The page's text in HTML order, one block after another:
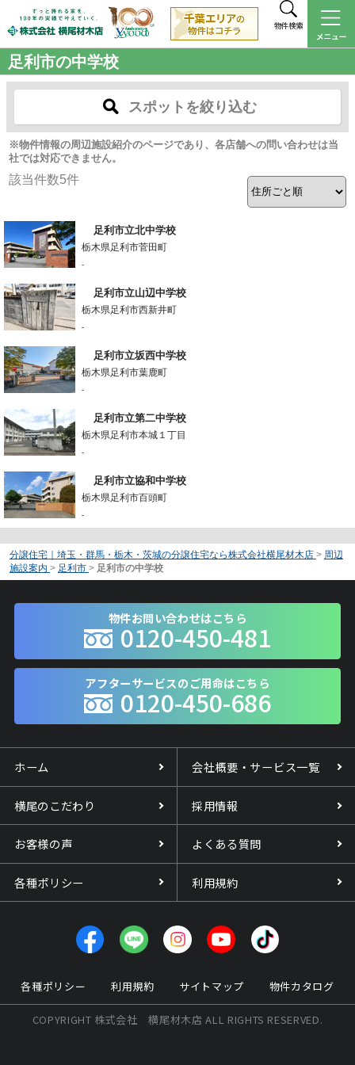
物件検索
足利市の中学校
スポットを絞り込む
※物件情報の周辺施設紹介のページであり、各店舗への問い合わせは当
社では対応できません。
該当件数5件
足利市立北中学校
栃木県足利市菅田町
-
足利市立山辺中学校
栃木県足利市西新井町
-
足利市立坂西中学校
栃木県足利市葉鹿町
-
足利市立第二中学校
栃木県足利市本城１丁目
-
足利市立協和中学校
栃木県足利市百頭町
-
分譲住宅｜埼玉・群馬・栃木・茨城の分譲住宅なら株式会社横尾材木店 > 周辺
施設案内 > 足利市 > 足利市の中学校
物件お問い合わせはこちら
0120-450-481
アフターサービスのご用命はこちら
0120-450-686
ホーム 会社概要・サービス一覧
横尾のこだわり 採用情報
お客様の声 よくある質問
各種ポリシー 利用規約
各種ポリシー 利用規約 サイトマップ 物件カタログ
COPYRIGHT 株式会社 横尾材木店 ALL RIGHTS RESERVED.